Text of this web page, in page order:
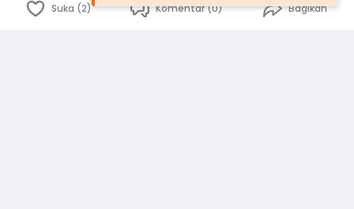
Suka (2) Komentar (0) Bagikan